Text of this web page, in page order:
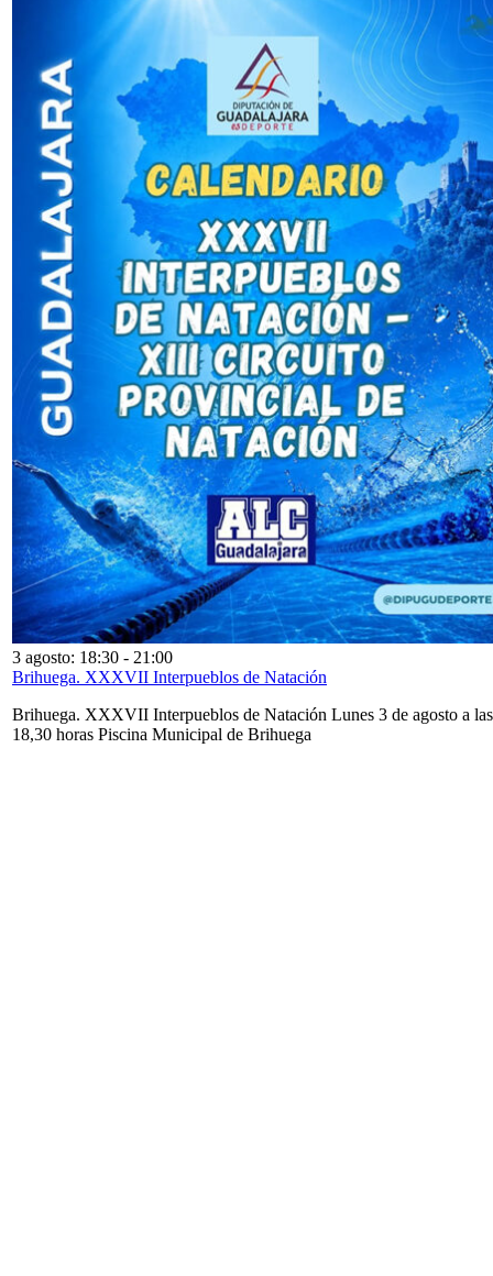
3 agosto: 18:30 - 21:00
Brihuega. XXXVII Interpueblos de Natación
Brihuega. XXXVII Interpueblos de Natación Lunes 3 de agosto a las
18,30 horas Piscina Municipal de Brihuega